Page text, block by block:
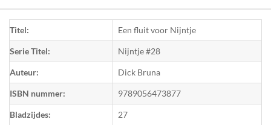
Titel: Een fluit voor Nijntje
Serie Titel: Nijntje #28
Auteur: Dick Bruna
ISBN nummer: 9789056473877
Bladzijdes: 27